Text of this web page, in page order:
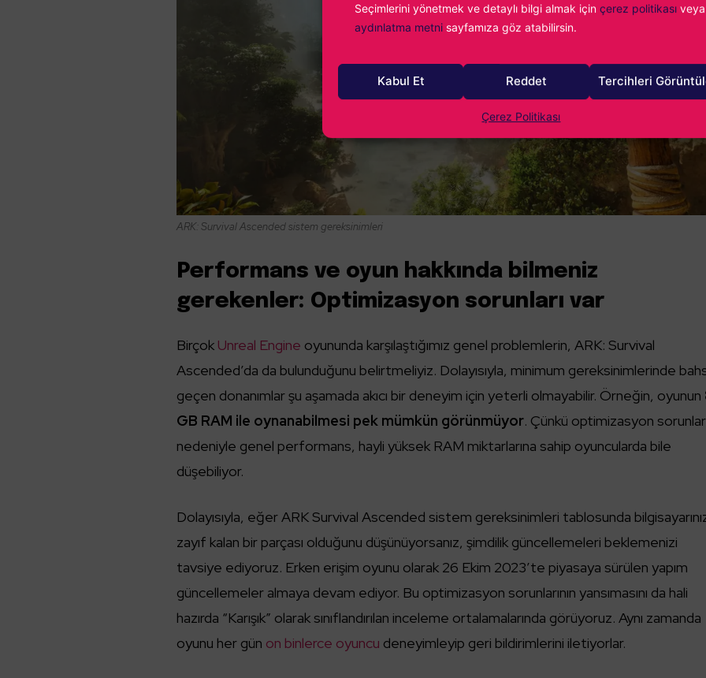
Seçimlerini yönetmek ve detaylı bilgi almak için çerez politikası veya
aydınlatma metni sayfamıza göz atabilirsin.
Kabul Et Reddet Tercihleri
Çerez Politikası
ARK: Survival Ascended sistem gereksinimleri
Performans ve oyun hakkında bilmeniz
gerekenler: Optimizasyon sorunları var
Birçok Unreal Engine oyununda karşılaştığımız genel problemlerin, ARK: Survival
Ascended’da da bulunduğunu belirtmeliyiz. Dolayısıyla, minimum gereksinimlerinde
geçen donanımlar şu aşamada akıcı bir deneyim için yeterli olmayabilir. Örneğin, oyunun
GB RAM ile oynanabilmesi pek mümkün görünmüyor. Çünkü optimizasyon
nedeniyle genel performans, hayli yüksek RAM miktarlarına sahip oyuncularda bile
düşebiliyor.
Dolayısıyla, eğer ARK Survival Ascended sistem gereksinimleri tablosunda
zayıf kalan bir parçası olduğunu düşünüyorsanız, şimdilik güncellemeleri beklemenizi
tavsiye ediyoruz. Erken erişim oyunu olarak 26 Ekim 2023’te piyasaya sürülen yapım
güncellemeler almaya devam ediyor. Bu optimizasyon sorunlarının yansımasını da hali
hazırda “Karışık” olarak sınıflandırılan inceleme ortalamalarında görüyoruz. Aynı zamanda
oyunu her gün on binlerce oyuncu deneyimleyip geri bildirimlerini iletiyorlar.